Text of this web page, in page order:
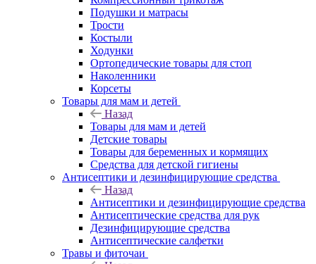
Подушки и матрасы
Трости
Костыли
Ходунки
Ортопедические товары для стоп
Наколенники
Корсеты
Товары для мам и детей
Назад
Товары для мам и детей
Детские товары
Товары для беременных и кормящих
Средства для детской гигиены
Антисептики и дезинфицирующие средства
Назад
Антисептики и дезинфицирующие средства
Антисептические средства для рук
Дезинфицирующие средства
Антисептические салфетки
Травы и фиточаи